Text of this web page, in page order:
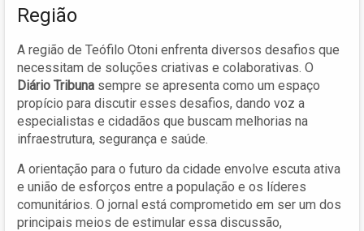
Região
A região de Teófilo Otoni enfrenta diversos desafios que
necessitam de soluções criativas e colaborativas. O
Diário Tribuna sempre se apresenta como um espaço
propício para discutir esses desafios, dando voz a
especialistas e cidadãos que buscam melhorias na
infraestrutura, segurança e saúde.
A orientação para o futuro da cidade envolve escuta ativa
e união de esforços entre a população e os líderes
comunitários. O jornal está comprometido em ser um dos
principais meios de estimular essa discussão,